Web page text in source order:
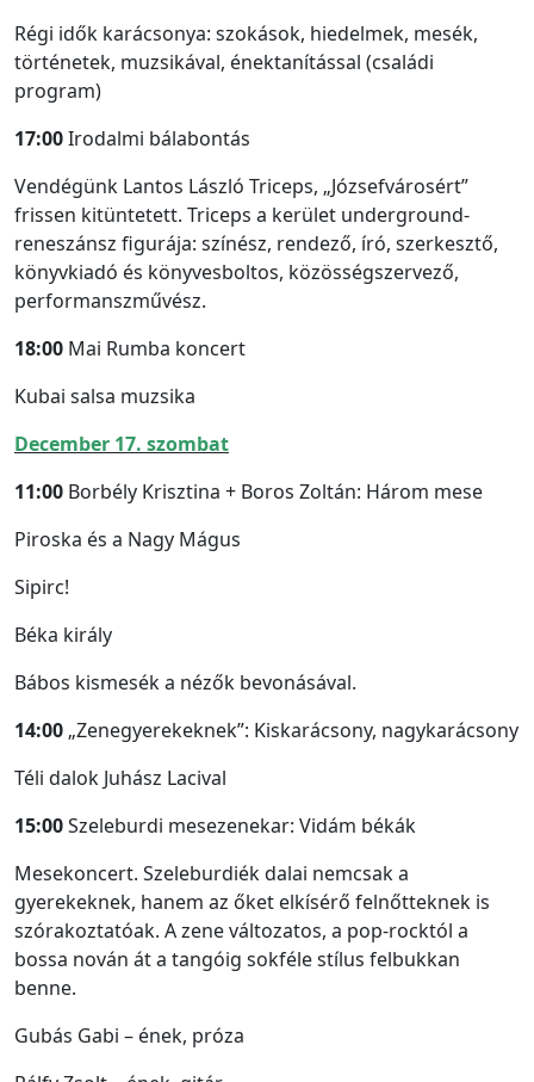
Régi idők karácsonya: szokások, hiedelmek, mesék,
történetek, muzsikával, énektanítással (családi
program)
17:00Irodalmi bálabontás
Vendégünk Lantos László Triceps, „Józsefvárosért”
frissen kitüntetett. Triceps a kerület underground-
reneszánsz figurája: színész, rendező, író, szerkesztő,
könyvkiadó és könyvesboltos, közösségszervező,
performanszművész.
18:00 Mai Rumba koncert
Kubai salsa muzsika
December 17. szombat
11:00 Borbély Krisztina + Boros Zoltán: Három mese
Piroska és a Nagy Mágus
Sipirc!
Béka király
Bábos kismesék a nézők bevonásával.
14:00 „Zenegyerekeknek”: Kiskarácsony, nagykarácsony
Téli dalok Juhász Lacival
15:00Szeleburdi mesezenekar: Vidám békák
Mesekoncert. Szeleburdiék dalai nemcsak a
gyerekeknek, hanem az őket elkísérő felnőtteknek is
szórakoztatóak. A zene változatos, a pop-rocktól a
bossa nován át a tangóig sokféle stílus felbukkan
benne.
Gubás Gabi – ének, próza